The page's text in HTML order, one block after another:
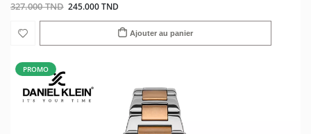
327.000 TND 245.000 TND
Ajouter au panier
PROMO